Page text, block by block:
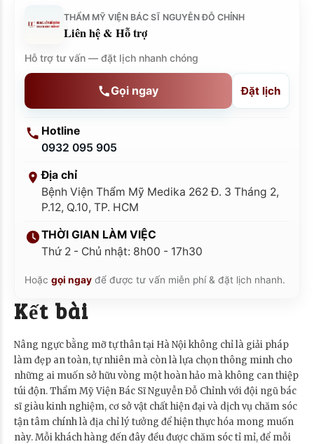
THẨM MỸ VIỆN BÁC SĨ NGUYỄN ĐỖ CHỈNH
Liên hệ & Hỗ trợ
Hỗ trợ tư vấn — đặt lịch nhanh chóng
Gọi ngay Đặt lịch
Hotline
0932 095 905
Địa chỉ
Bệnh Viện Thẩm Mỹ Medika 262 Đ. 3 Tháng 2,
P.12, Q.10, TP. HCM
THỜI GIAN LÀM VIỆC
Thứ 2 - Chủ nhật: 8h00 - 17h30
Hoặc gọi ngay để được tư vấn miễn phí & đặt lịch nhanh.
Kết bài
Nâng ngực bằng mỡ tự thân tại Hà Nội không chỉ là giải pháp
làm đẹp an toàn, tự nhiên mà còn là lựa chọn thông minh cho
những ai muốn sở hữu vòng một hoàn hảo mà không can thiệp
túi độn. Thẩm Mỹ Viện Bác Sĩ Nguyễn Đỗ Chỉnh với đội ngũ bác
sĩ giàu kinh nghiệm, cơ sở vật chất hiện đại và dịch vụ chăm sóc
tận tâm chính là địa chỉ lý tưởng để hiện thực hóa mong muốn
này. Mỗi khách hàng đến đây đều được chăm sóc tỉ mỉ, để mỗi